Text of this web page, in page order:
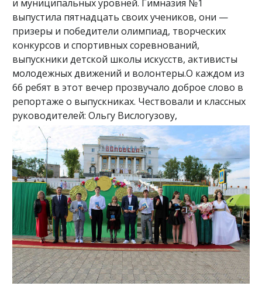
и муниципальных уровней. Гимназия №1
выпустила пятнадцать своих учеников, они —
призеры и победители олимпиад, творческих
конкурсов и спортивных соревнований,
выпускники детской школы искусств, активисты
молодежных движений и волонтеры.О каждом из
66 ребят в этот вечер прозвучало доброе слово в
репортаже о выпускниках. Чествовали и классных
руководителей: Ольгу Вислогузову,